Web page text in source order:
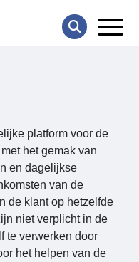
platform voor de
het gemak van
en dagelijkse
van de
de klant op hetzelfde
niet verplicht in de
te verwerken door
het helpen van de